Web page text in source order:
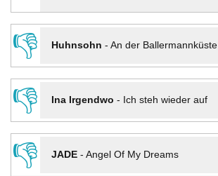
👎
Huhnsohn - An der Ballermannküste
👎
Ina Irgendwo - Ich steh wieder auf
👎
JADE- Angel Of My Dreams